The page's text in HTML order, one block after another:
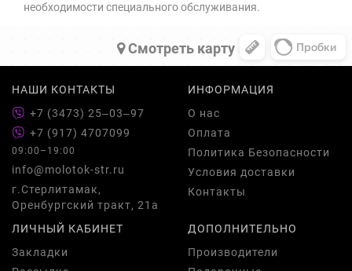
необходимости специального обслуживания.
Cмотреть карту
НАШИ КОНТАКТЫ
+7 (3473) 25‒03‒97
+7 (917) 4707099
09:00–19:00
info@molotok-str.ru
г.Стерлитамак,
Оренбургский тракт, 21а
ИНФОРМАЦИЯ
О нас
Оплата
Политика Безопасности
Условия доставки
Контакты
ЛИЧНЫЙ КАБИНЕТ
Закладки
ДОПОЛНИТЕЛЬНО
Производители